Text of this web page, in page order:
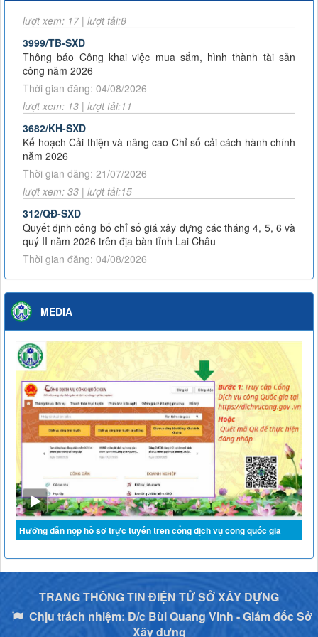
Quyết định thu hồi phù hiệu kinh doanh vận tải bằng xe ô tô
Thông báo cấp giấy phép kinh doanh vận tải, phù hiệu vận tải
tháng 03 năm 2026
Quyết định công khai bổ sung dự toán năm 2026
3999/TB-SXD
Thông báo Công khai việc mua sắm, hình thành tài sản
công năm 2026
Thời gian đăng: 04/08/2026
lượt xem: 13 | lượt tải:11
3682/KH-SXD
Kế hoạch Cải thiện và nâng cao Chỉ số cải cách hành chính
năm 2026
Thời gian đăng: 21/07/2026
lượt xem: 33 | lượt tải:15
312/QĐ-SXD
Quyết định công bố chỉ số giá xây dựng các tháng 4, 5, 6 và
quý II năm 2026 trên địa bàn tỉnh Lai Châu
Thời gian đăng: 04/08/2026
lượt xem: 18 | lượt tải:11
Kế hoạch Phát động đợt thi đua cao điểm thực hiện Chiến
dịch 90 ngày đêm khám sức khỏe định kỳ hoặc khám sàng
lọc miễn phí cho người dân trên địa bàn tỉnh Lai Châu
Thời gian đăng: 07/07/2026
lượt xem: 58 | lượt tải:24
MEDIA
Hướng dẫn nộp hồ sơ trực tuyến trên cổng dịch vụ công quốc gia
TRANG THÔNG TIN ĐIỆN TỬ SỞ XÂY DỰNG
Chịu trách nhiệm: Đ/c Bùi Quang Vinh - Giám đốc Sở
Xây dựng